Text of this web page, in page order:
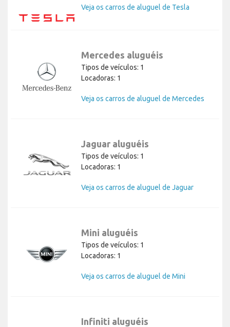
Veja os carros de aluguel de Tesla
Mercedes aluguéis
Tipos de veículos: 1
Locadoras: 1
Veja os carros de aluguel de Mercedes
Jaguar aluguéis
Tipos de veículos: 1
Locadoras: 1
Veja os carros de aluguel de Jaguar
Mini aluguéis
Tipos de veículos: 1
Locadoras: 1
Veja os carros de aluguel de Mini
Infiniti aluguéis